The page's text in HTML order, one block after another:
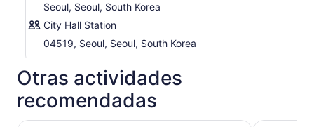
Seoul, Seoul, South Korea
City Hall Station
04519, Seoul, Seoul, South Korea
Otras actividades
recomendadas